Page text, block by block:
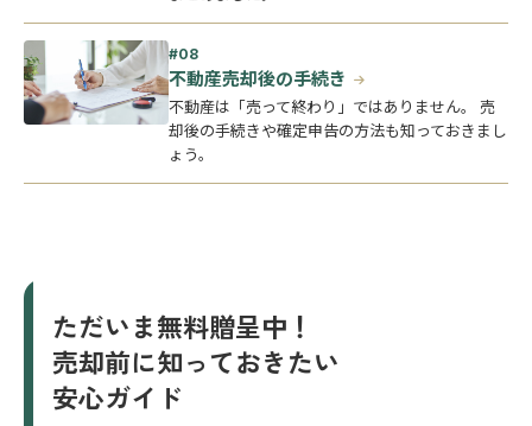
不動産売却後の手続き
不動産は「売って終わり」ではありません。 売
却後の手続きや確定申告の方法も知っておきまし
ょう。
ただいま無料贈呈中！
売却前に知っておきたい
安心ガイド